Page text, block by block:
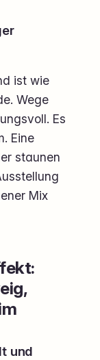
ist wie
Wege
Es
Eine
staunen
Mix
und